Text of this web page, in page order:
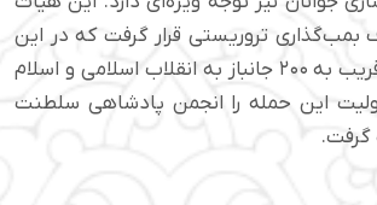
۱۳۸۷ هدف بمب‌گذاری تروریستی قرار گرفت که در این
واقعه ۱۴ شهید و قریب به ۲۰۰ جانباز به انقلاب اسلامی و اسلام
این حمله را انجمن پادشاهی سلطنت
گرفت.